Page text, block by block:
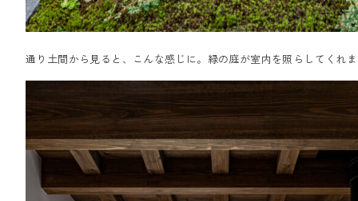
通り土間から見ると、こんな感じに。緑の庭が室内を照らしてくれ